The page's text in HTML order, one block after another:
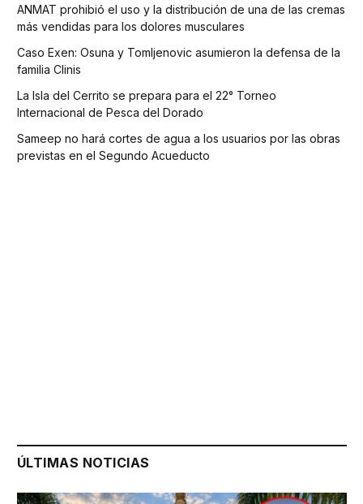
ANMAT prohibió el uso y la distribución de una de las cremas
más vendidas para los dolores musculares
Caso Exen: Osuna y Tomljenovic asumieron la defensa de la
familia Clinis
La Isla del Cerrito se prepara para el 22° Torneo
Internacional de Pesca del Dorado
Sameep no hará cortes de agua a los usuarios por las obras
previstas en el Segundo Acueducto
ÚLTIMAS NOTICIAS